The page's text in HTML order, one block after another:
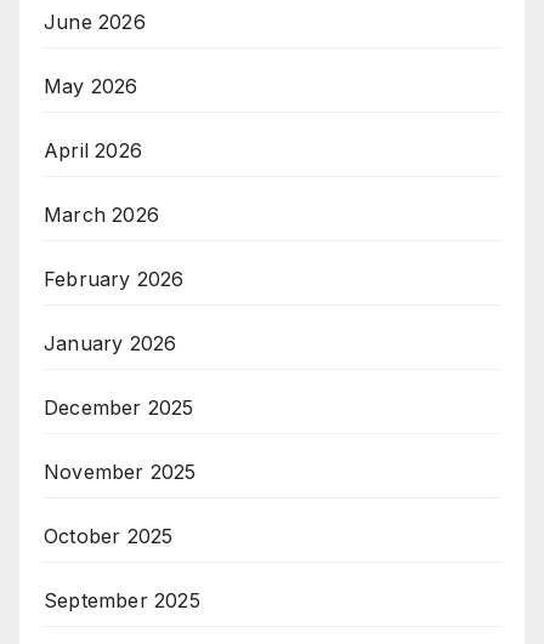
June 2026
May 2026
April 2026
March 2026
February 2026
January 2026
December 2025
November 2025
October 2025
September 2025